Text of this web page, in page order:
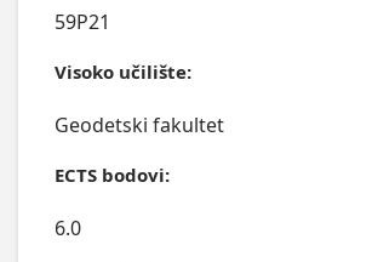
59P21
Visoko učilište:
Geodetski fakultet
ECTS bodovi:
6.0